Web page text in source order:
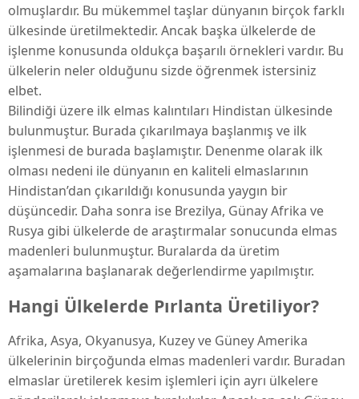
olmuşlardır. Bu mükemmel taşlar dünyanın birçok farklı
ülkesinde üretilmektedir. Ancak başka ülkelerde de
işlenme konusunda oldukça başarılı örnekleri vardır. Bu
ülkelerin neler olduğunu sizde öğrenmek istersiniz
elbet.
Bilindiği üzere ilk elmas kalıntıları Hindistan ülkesinde
bulunmuştur. Burada çıkarılmaya başlanmış ve ilk
işlenmesi de burada başlamıştır. Denenme olarak ilk
olması nedeni ile dünyanın en kaliteli elmaslarının
Hindistan’dan çıkarıldığı konusunda yaygın bir
düşüncedir. Daha sonra ise Brezilya, Günay Afrika ve
Rusya gibi ülkelerde de araştırmalar sonucunda elmas
madenleri bulunmuştur. Buralarda da üretim
aşamalarına başlanarak değerlendirme yapılmıştır.
Hangi Ülkelerde Pırlanta Üretiliyor?
Afrika, Asya, Okyanusya, Kuzey ve Güney Amerika
ülkelerinin birçoğunda elmas madenleri vardır. Buradan
elmaslar üretilerek kesim işlemleri için ayrı ülkelere